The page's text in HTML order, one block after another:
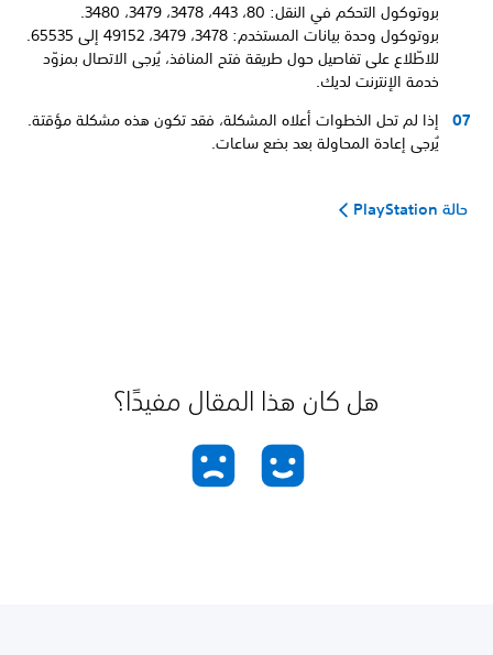
بروتوكول التحكم في النقل: 80، 443، 3478، 3479، 3480.
بروتوكول وحدة بيانات المستخدم: 3478، 3479، 49152 إلى 65535.
للاطّلاع على تفاصيل حول طريقة فتح المنافذ، يُرجى الاتصال بمزوّد
خدمة الإنترنت لديك.
إذا لم تحل الخطوات أعلاه المشكلة، فقد تكون هذه مشكلة مؤقتة.
يُرجى إعادة المحاولة بعد بضع ساعات.
حالة PlayStation
هل كان هذا المقال مفيدًا؟